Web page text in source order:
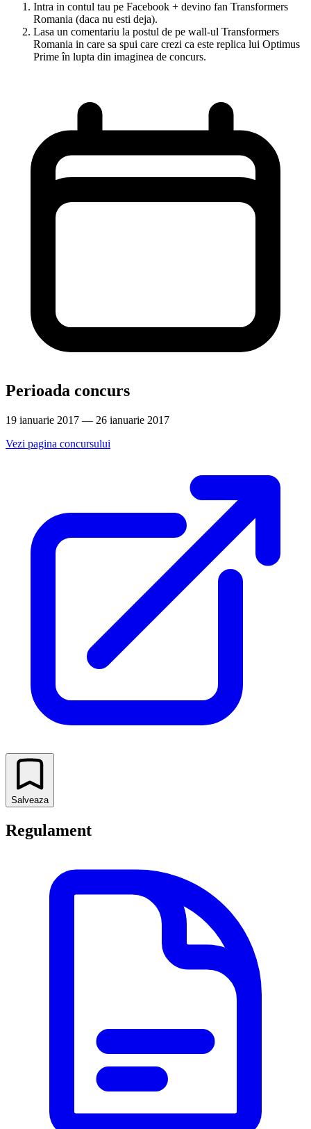
Intra in contul tau pe Facebook + devino fan Transformers
Romania (daca nu esti deja).
Lasa un comentariu la postul de pe wall-ul Transformers
Romania in care sa spui care crezi ca este replica lui Optimus
Prime în lupta din imaginea de concurs.
Perioada concurs
19 ianuarie 2017 — 26 ianuarie 2017
Vezi pagina concursului
Salveaza
Regulament